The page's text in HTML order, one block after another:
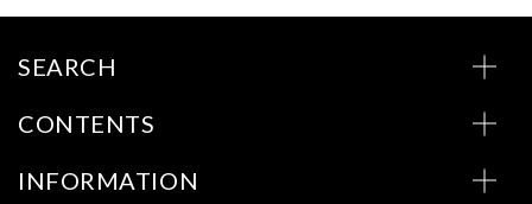
SEARCH
CONTENTS
INFORMATION